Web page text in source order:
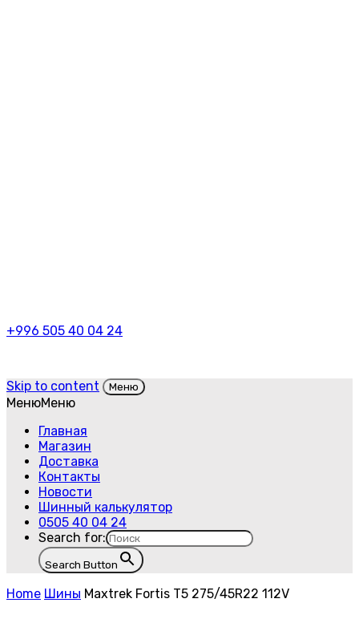
+996 505 40 04 24
Skip to content Меню
МенюМеню
Главная
Магазин
Доставка
Контакты
Новости
Шинный калькулятор
0505 40 04 24
Search for:
Search Button
Home Шины Maxtrek Fortis T5 275/45R22 112V